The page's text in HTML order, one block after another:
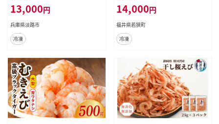
13,000円
兵庫県淡路市
冷凍
14,000円
福井県若狭町
冷凍